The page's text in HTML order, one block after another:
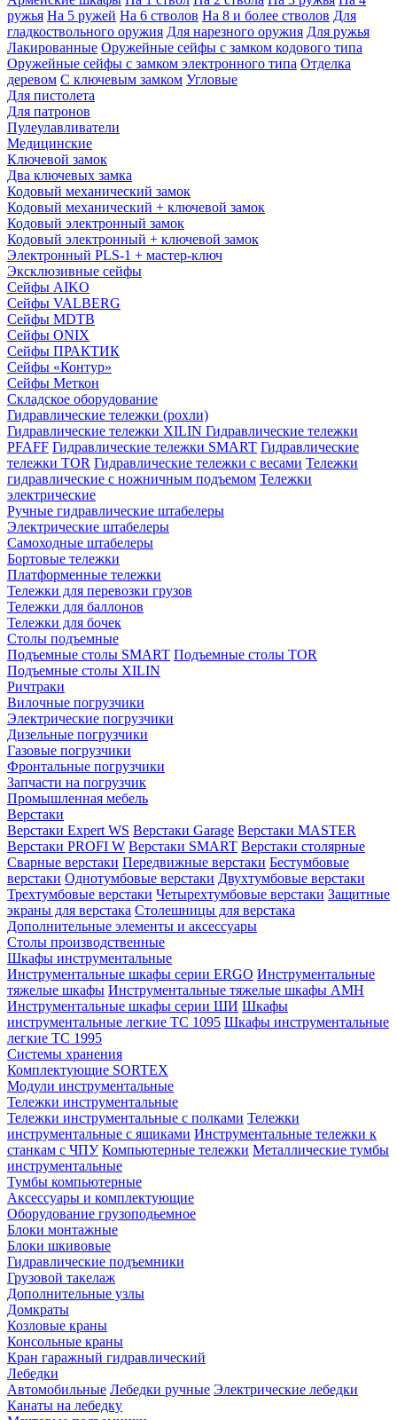
ружья На 5 ружей На 6 стволов На 8 и более стволов Для
гладкоствольного оружия Для нарезного оружия Для ружья
Лакированные Оружейные сейфы с замком кодового типа
Оружейные сейфы с замком электронного типа Отделка
деревом С ключевым замком Угловые
Для пистолета
Для патронов
Пулеулавливатели
Медицинские
Ключевой замок
Два ключевых замка
Кодовый механический замок
Кодовый механический + ключевой замок
Кодовый электронный замок
Кодовый электронный + ключевой замок
Электронный PLS-1 + мастер-ключ
Эксклюзивные сейфы
Сейфы AIKO
Сейфы VALBERG
Сейфы MDTB
Сейфы ONIX
Сейфы ПРАКТИК
Сейфы «Контур»
Сейфы Меткон
Складское оборудование
Гидравлические тележки (рохли)
Гидравлические тележки XILIN Гидравлические тележки
PFAFF Гидравлические тележки SMART Гидравлические
тележки TOR Гидравлические тележки с весами Тележки
гидравлические с ножничным подъемом Тележки
электрические
Ручные гидравлические штабелеры
Электрические штабелеры
Самоходные штабелеры
Бортовые тележки
Платформенные тележки
Тележки для перевозки грузов
Тележки для баллонов
Тележки для бочек
Столы подъемные
Подъемные столы SMART Подъемные столы TOR
Подъемные столы XILIN
Ричтраки
Вилочные погрузчики
Электрические погрузчики
Дизельные погрузчики
Газовые погрузчики
Фронтальные погрузчики
Запчасти на погрузчик
Промышленная мебель
Верстаки
Верстаки Expert WS Верстаки Garage Верстаки MASTER
Верстаки PROFI W Верстаки SMART Верстаки столярные
Сварные верстаки Передвижные верстаки Бестумбовые
верстаки Однотумбовые верстаки Двухтумбовые верстаки
Трехтумбовые верстаки Четырехтумбовые верстаки Защитные
экраны для верстака Столешницы для верстака
Дополнительные элементы и аксессуары
Столы производственные
Шкафы инструментальные
Инструментальные шкафы серии ERGO Инструментальные
тяжелые шкафы Инструментальные тяжелые шкафы АМН
Инструментальные шкафы серии ШИ Шкафы
инструментальные легкие ТС 1095 Шкафы инструментальные
легкие ТС 1995
Системы хранения
Комплектующие SORTEX
Модули инструментальные
Тележки инструментальные
Тележки инструментальные с полками Тележки
инструментальные с ящиками Инструментальные тележки к
станкам с ЧПУ Компьютерные тележки Металлические тумбы
инструментальные
Тумбы компьютерные
Аксессуары и комплектующие
Оборудование грузоподьемное
Блоки монтажные
Блоки шкивовые
Гидравлические подъемники
Грузовой такелаж
Дополнительные узлы
Домкраты
Козловые краны
Консольные краны
Кран гаражный гидравлический
Лебедки
Автомобильные Лебедки ручные Электрические лебедки
Канаты на лебедку